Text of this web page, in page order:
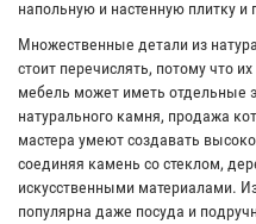
напольную и настенную плитку и
Множественные детали из
стоит перечислять, потому что
мебель может иметь отдельные
натурального камня, продажа
мастера умеют создавать
соединяя камень со стеклом,
искусственными материалами.
популярна даже посуда и